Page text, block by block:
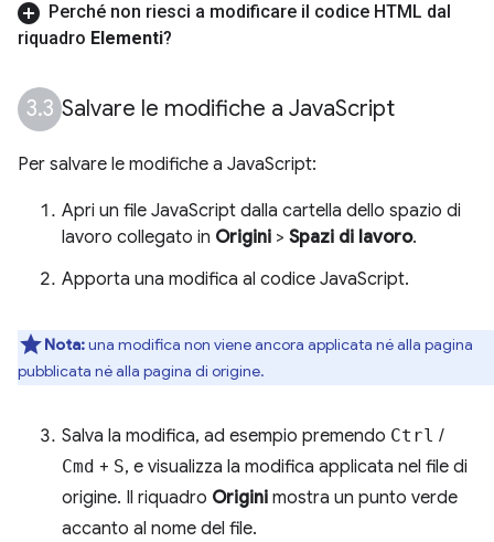
Perché non riesci a modificare il codice HTML dal
riquadro Elementi?
Salvare le modifiche a JavaScript
Per salvare le modifiche a JavaScript:
Apri un file JavaScript dalla cartella dello spazio di
lavoro collegato in Origini > Spazi di lavoro.
Apporta una modifica al codice JavaScript.
Nota:una modifica non viene ancora applicata né alla pagina
pubblicata né alla pagina di origine.
Salva la modifica, ad esempio premendo Ctrl /
Cmd + S, e visualizza la modifica applicata nel file di
origine. Il riquadro Origini mostra un punto verde
accanto al nome del file.